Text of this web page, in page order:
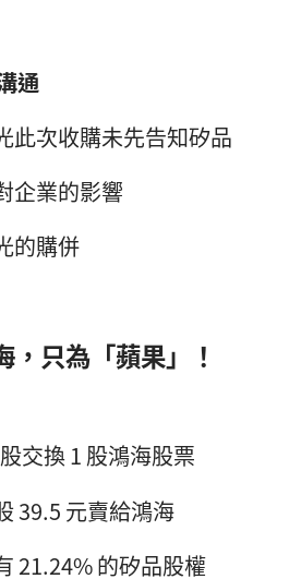
通
此次收購未先告知矽品
企業的影響
的購併
，只為「蘋果」！
交換 1 股鴻海股票
39.5 元賣給鴻海
21.24% 的矽品股權